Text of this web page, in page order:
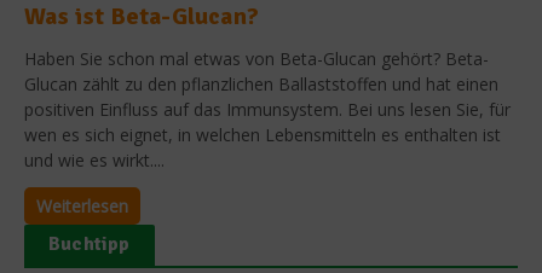
Was ist Beta-Glucan?
Haben Sie schon mal etwas von Beta-Glucan gehört? Beta-
Glucan zählt zu den pflanzlichen Ballaststoffen und hat einen
positiven Einfluss auf das Immunsystem. Bei uns lesen Sie, für
wen es sich eignet, in welchen Lebensmitteln es enthalten ist
und wie es wirkt....
Weiterlesen
Buchtipp